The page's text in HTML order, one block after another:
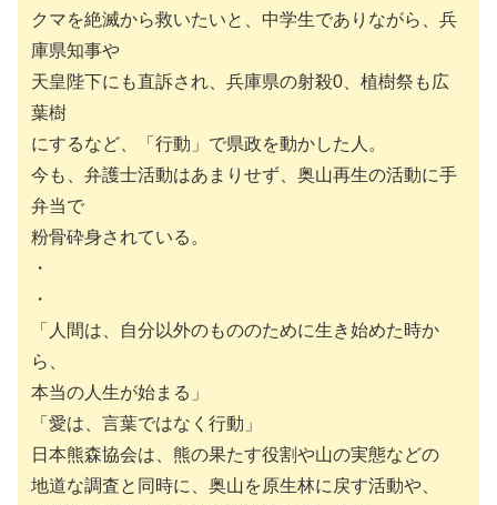
クマを絶滅から救いたいと、中学生でありながら、兵
庫県知事や
天皇陛下にも直訴され、兵庫県の射殺0、植樹祭も広
葉樹
にするなど、「行動」で県政を動かした人。
今も、弁護士活動はあまりせず、奥山再生の活動に手
弁当で
粉骨砕身されている。
・
・
「人間は、自分以外のもののために生き始めた時か
ら、
本当の人生が始まる」
「愛は、言葉ではなく行動」
日本熊森協会は、熊の果たす役割や山の実態などの
地道な調査と同時に、奥山を原生林に戻す活動や、